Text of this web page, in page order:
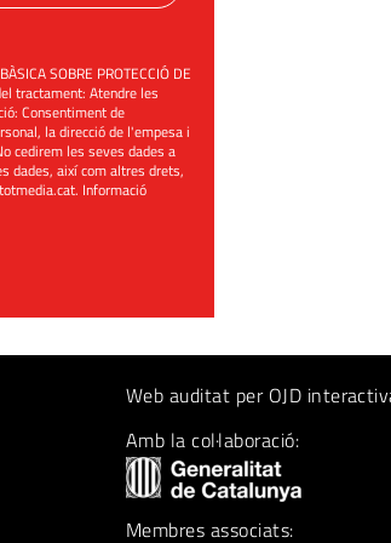
SOBRE PROTECCIÓ DE
tractament: Atendre les
Consentiment de
la direcció de l'empesa i
cedirem les seves dades a
dades, així com altres drets,
. Informació
Web auditat per OJD
Amb la col·laboració:
Membres associats: